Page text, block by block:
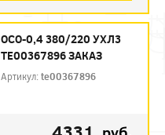
ОСО-0,4 380/220 УХЛ3
TE00367896 ЗАКАЗ
Артикул:te00367896